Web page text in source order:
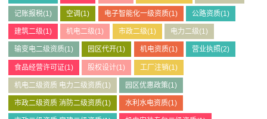
记账报税(1) 空调(1) 电子智能化一级资质(1) 公路资质(1)
建筑二级(1) 机电二级(1) 市政二级(1) 电力二级(1)
输变电二级资质(1) 园区代开(1) 机电资质(1) 营业执照(2)
食品经营许可证(1) 股权设计(1) 工厂注销(1)
机电二级资质 电力二级资质(1) 园区优惠政策(1)
市政二级资质 消防二级资质(1) 水利水电资质(1)